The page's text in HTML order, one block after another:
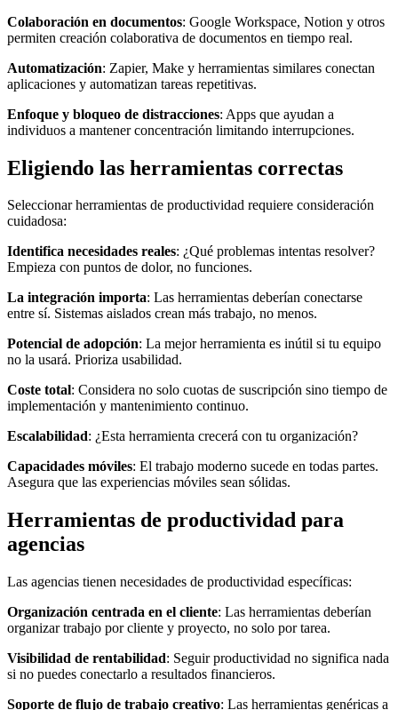
Colaboración en documentos: Google Workspace, Notion y otros
permiten creación colaborativa de documentos en tiempo real.
Automatización: Zapier, Make y herramientas similares conectan
aplicaciones y automatizan tareas repetitivas.
Enfoque y bloqueo de distracciones: Apps que ayudan a
individuos a mantener concentración limitando interrupciones.
Eligiendo las herramientas correctas
Seleccionar herramientas de productividad requiere consideración
cuidadosa:
Identifica necesidades reales: ¿Qué problemas intentas resolver?
Empieza con puntos de dolor, no funciones.
La integración importa: Las herramientas deberían conectarse
entre sí. Sistemas aislados crean más trabajo, no menos.
Potencial de adopción: La mejor herramienta es inútil si tu equipo
no la usará. Prioriza usabilidad.
Coste total: Considera no solo cuotas de suscripción sino tiempo de
implementación y mantenimiento continuo.
Escalabilidad: ¿Esta herramienta crecerá con tu organización?
Capacidades móviles: El trabajo moderno sucede en todas partes.
Asegura que las experiencias móviles sean sólidas.
Herramientas de productividad para
agencias
Las agencias tienen necesidades de productividad específicas:
Organización centrada en el cliente: Las herramientas deberían
organizar trabajo por cliente y proyecto, no solo por tarea.
Visibilidad de rentabilidad: Seguir productividad no significa nada
si no puedes conectarlo a resultados financieros.
Soporte de flujo de trabajo creativo: Las herramientas genéricas a